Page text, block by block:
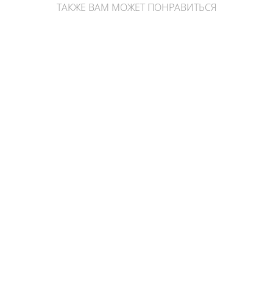
ТАКЖЕ ВАМ МОЖЕТ ПОНРАВИТЬСЯ